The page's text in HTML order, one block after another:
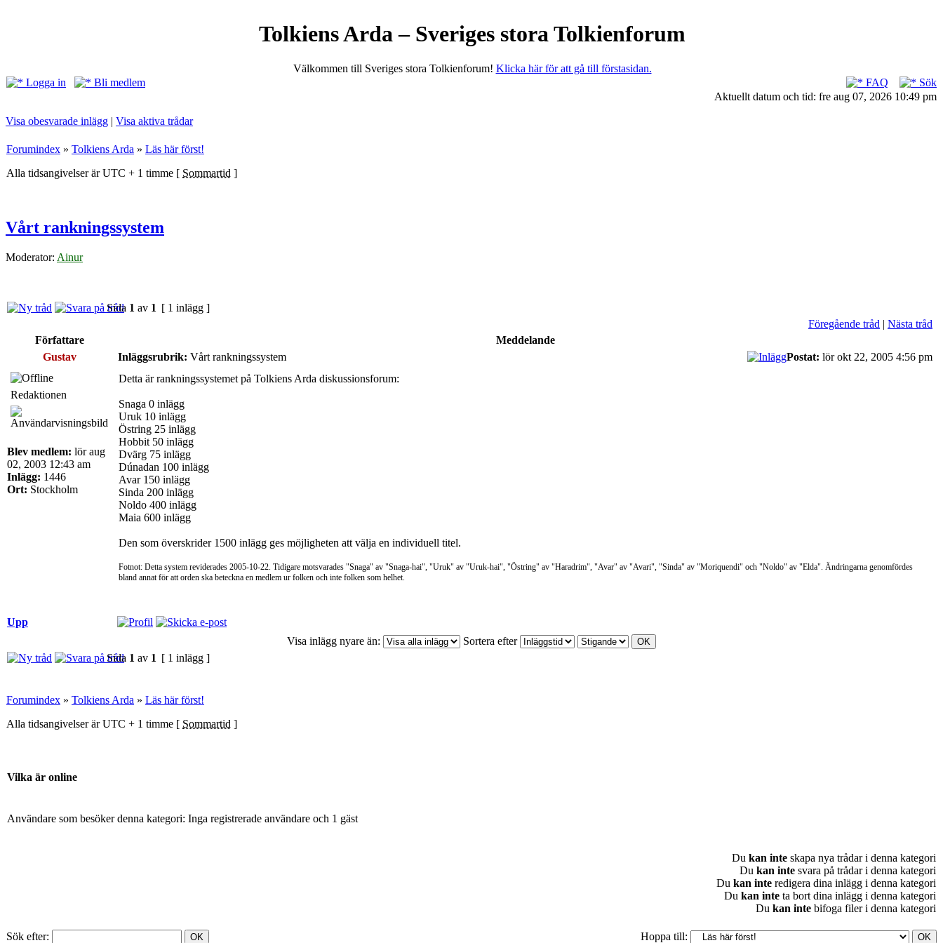
Tolkiens Arda – Sveriges stora Tolkienforum
Välkommen till Sveriges stora Tolkienforum! Klicka här för att gå till förstasidan.
Logga in
Bli medlem FAQ
Sök
Aktuellt datum och tid: fre aug 07, 2026 10:49 pm
Visa obesvarade inlägg | Visa aktiva trådar
Forumindex » Tolkiens Arda » Läs här först!
Alla tidsangivelser är UTC + 1 timme [ Sommartid ]
Vårt rankningssystem
Moderator: Ainur
Sida 1 av 1 [ 1 inlägg ]
Föregående tråd | Nästa tråd
Författare
Meddelande
Gustav
Inläggsrubrik: Vårt rankningssystem Postat: lör okt 22, 2005 4:56 pm
Redaktionen
Blev medlem: lör aug
02, 2003 12:43 am
Inlägg: 1446
Ort: Stockholm
Detta är rankningssystemet på Tolkiens Arda diskussionsforum:
Snaga 0 inlägg
Uruk 10 inlägg
Östring 25 inlägg
Hobbit 50 inlägg
Dvärg 75 inlägg
Dúnadan 100 inlägg
Avar 150 inlägg
Sinda 200 inlägg
Noldo 400 inlägg
Maia 600 inlägg
Den som överskrider 1500 inlägg ges möjligheten att välja en individuell titel.
Fotnot: Detta system reviderades 2005-10-22. Tidigare motsvarades "Snaga" av "Snaga-hai", "Uruk" av "Uruk-hai", "Östring" av "Haradrim", "Avar" av "Avari", "Sinda" av "Moriquendi" och "Noldo" av "Elda". Ändringarna genomfördes
bland annat för att orden ska beteckna en medlem ur folken och inte folken som helhet.
Upp
Visa inlägg nyare än:
Sortera efter
Sida 1 av 1 [ 1 inlägg ]
Forumindex » Tolkiens Arda » Läs här först!
Alla tidsangivelser är UTC + 1 timme [ Sommartid ]
Vilka är online
Användare som besöker denna kategori: Inga registrerade användare och 1 gäst
Du kan inte skapa nya trådar i denna kategori
Du kan inte svara på trådar i denna kategori
Du kan inte redigera dina inlägg i denna kategori
Du kan inte ta bort dina inlägg i denna kategori
Du kan inte bifoga filer i denna kategori
Sök efter: Hoppa till: